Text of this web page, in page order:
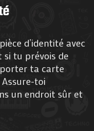
d’identité avec
tu prévois de
ta carte
toi
un endroit sûr et